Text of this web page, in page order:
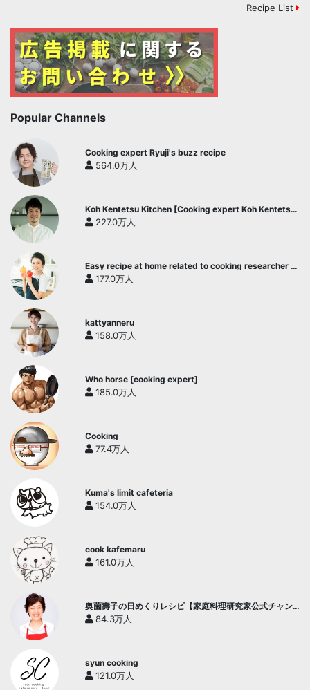
Recipe List
Popular Channels
Cooking expert Ryuji's buzz recipe
564.0万人
Koh Kentetsu Kitchen [Cooking expert Koh Kentetsu
official channel]
227.0万人
Easy recipe at home related to cooking researcher /
Yukari's Kitchen
177.0万人
kattyanneru
158.0万人
Who horse [cooking expert]
185.0万人
Cooking
77.4万人
Kuma's limit cafeteria
154.0万人
cook kafemaru
161.0万人
奥薗壽子の日めくりレシピ【家庭料理研究家公式チャン
ネル】
84.3万人
syun cooking
121.0万人